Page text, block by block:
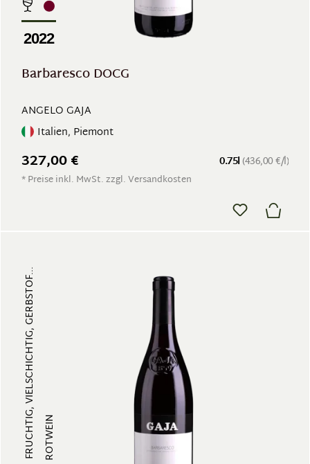
2022
Barbaresco DOCG
ANGELO GAJA
Italien, Piemont
0.75l (436,00 €/l)
327,00 €
* Preise inkl. MwSt. zzgl. Versandkosten
FRUCHTIG, VIELSCHICHTIG, GERBSTOF... ROTWEIN